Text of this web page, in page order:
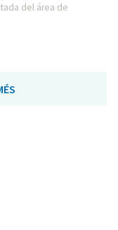
del área de